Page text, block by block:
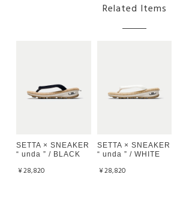
Related Items
SETTA × SNEAKER
“ unda ” / BLACK
¥28,820
SETTA × SNEAKER
“ unda ” / WHITE
¥28,820